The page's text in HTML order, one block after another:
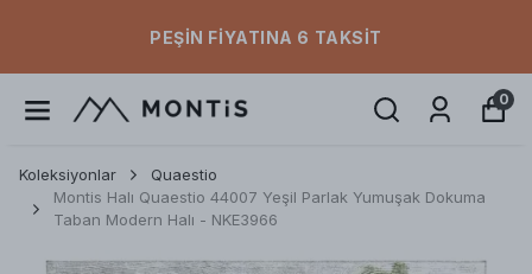
PEŞIN FIYATINA 6 TAKSIT
0
Koleksiyonlar
Quaestio
Montis Halı Quaestio 44007 Yeşil Parlak Yumuşak Dokuma
Taban Modern Halı - NKE3966